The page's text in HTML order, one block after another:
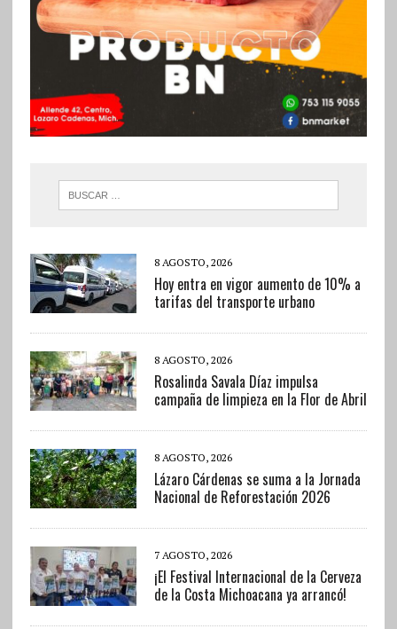
8 AGOSTO, 2026
Hoy entra en vigor aumento de 10% a
tarifas del transporte urbano
8 AGOSTO, 2026
Rosalinda Savala Díaz impulsa
campaña de limpieza en la Flor de Abril
8 AGOSTO, 2026
Lázaro Cárdenas se suma a la Jornada
Nacional de Reforestación 2026
7 AGOSTO, 2026
¡El Festival Internacional de la Cerveza
de la Costa Michoacana ya arrancó!